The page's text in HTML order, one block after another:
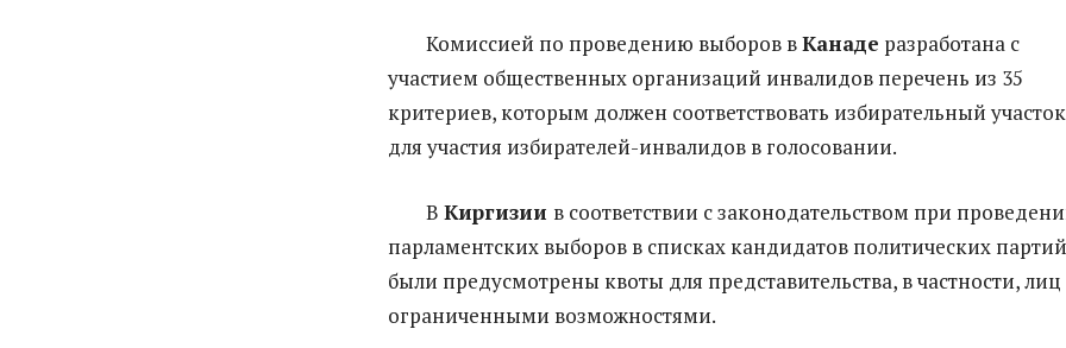
Комиссией по проведению выборов вКанаде разработана с
участием общественных организаций инвалидов перечень из 35
критериев, которым должен соответствовать избирательный участок
для участия избирателей-инвалидов в голосовании.
В Киргизии в соответствии с законодательством при
парламентских выборов в списках кандидатов политических партий
были предусмотрены квоты для представительства, в частности, лиц
ограниченными возможностями.